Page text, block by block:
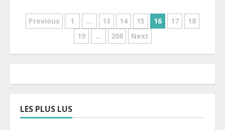
Pagination
Previous 1 … 13 14 15 16 17
18
19
… 208 Next
LES PLUS LUS